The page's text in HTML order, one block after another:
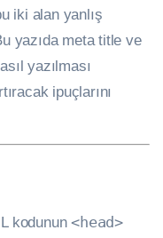
iki alan yanlış
yazıda meta title ve
yazılması
ipuçlarını
kodunun<head>